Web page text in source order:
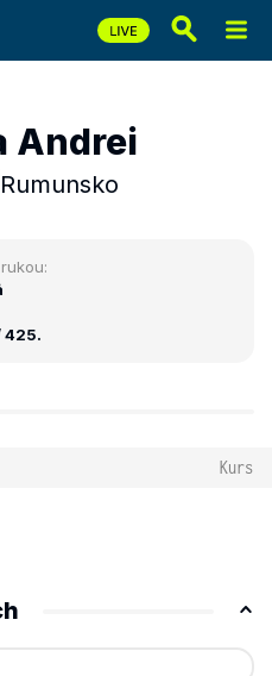
Andrei
Rumunsko
425.
Kurs